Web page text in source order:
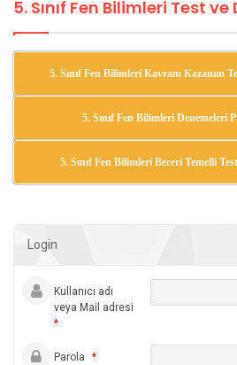
5. Sınıf Fen Bilimleri Test
5. Sınıf Fen Bilimleri Kavram Kazanım
5. Sınıf Fen Bilimleri Denemeleri
5. Sınıf Fen Bilimleri Beceri Temelli
Login
Kullanıcı adı
veya Mail adresi
*
Parola *